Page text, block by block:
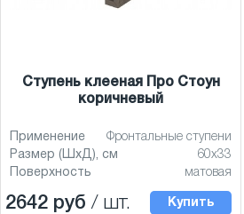
Ступень клееная Про Стоун
коричневый
Применение
Фронтальные ступени
Размер (ШхД), см
60x33
Поверхность
матовая
2642 руб / шт. Купить